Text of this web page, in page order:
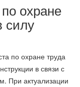
охране
силу
по охране труда
в связи с
При актуализации